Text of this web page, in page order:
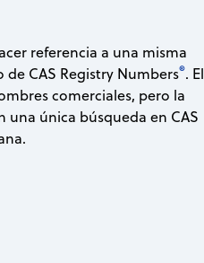
referencia a una misma
CAS Registry Numbers®. El
comerciales, pero la
única búsqueda en CAS